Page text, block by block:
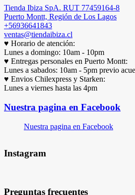
Tienda Ibiza SpA. RUT 77459164-8
Puerto Montt, Región de Los Lagos
+56936641843
ventas@tiendaibiza.cl
♥ Horario de atención:
Lunes a domingo: 10am - 10pm
♥ Entregas personales en Puerto Montt:
Lunes a sabados: 10am - 5pm previo
♥ Envios Chilexpress y Starken:
Lunes a viernes hasta las 4pm
Nuestra pagina en Facebook
Nuestra pagina en Facebook
Instagram
Preguntas frecuentes